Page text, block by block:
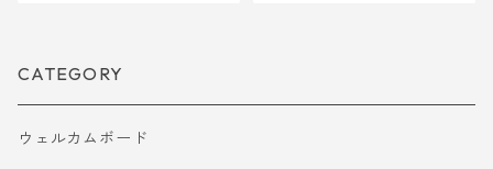
CATEGORY
ウェルカムボード